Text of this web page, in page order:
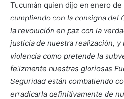
Tucumán quien dijo en enero de
cumpliendo con la consigna del
la revolución en paz con la
justicia de nuestra realización, y
violencia como pretende la
felizmente nuestras gloriosas
Seguridad están combatiendo
erradicarla definitivamente de